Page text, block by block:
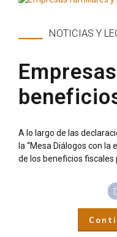
NOTICIAS Y
A lo largo de las
la “Mesa Diálogos con
de los beneficios